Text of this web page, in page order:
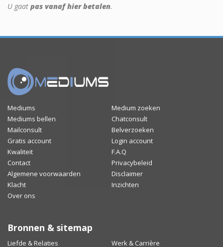
U gaat pas vanaf hier betalen.
Mediums
Medium zoeken
Mediums bellen
Chatconsult
Mailconsult
Belverzoeken
Gratis account
Login account
Kwaliteit
F.A.Q
Contact
Privacybeleid
Algemene voorwaarden
Disclaimer
Klacht
Inzichten
Over ons
Bronnen & sitemap
Liefde & Relaties Werk & Carrière